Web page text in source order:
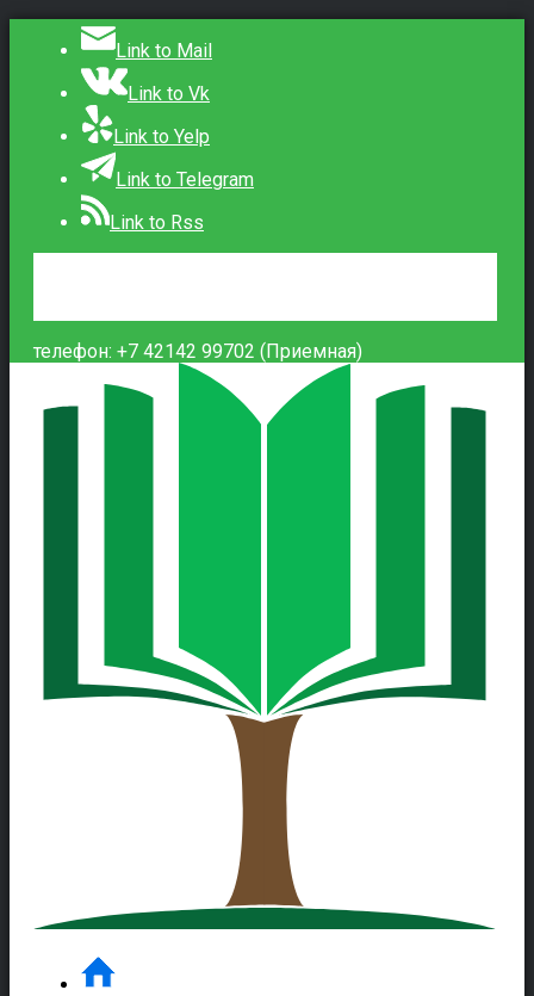
Link to Mail
Link to Vk
Link to Yelp
Link to Telegram
Link to Rss
телефон: +7 42142 99702 (Приемная)